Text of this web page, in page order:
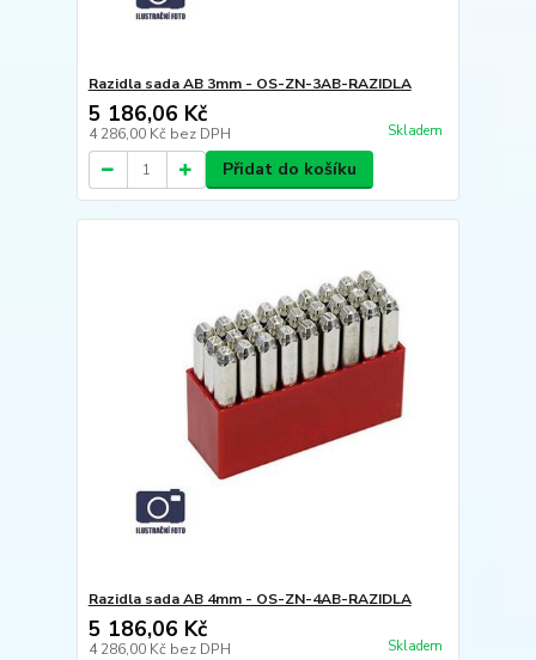
Razidla sada AB 3mm - OS-ZN-3AB-RAZIDLA
5 186,06 Kč
4 286,00 Kč bez DPH Skladem
Přidat do košíku
Razidla sada AB 4mm - OS-ZN-4AB-RAZIDLA
5 186,06 Kč
4 286,00 Kč bez DPH Skladem